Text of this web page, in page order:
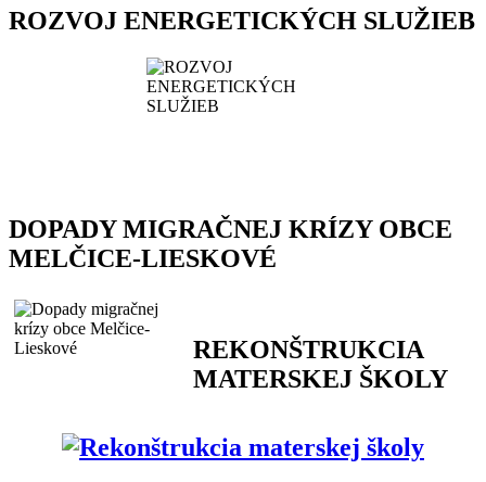
ROZVOJ ENERGETICKÝCH SLUŽIEB
DOPADY MIGRAČNEJ KRÍZY OBCE
MELČICE-LIESKOVÉ
REKONŠTRUKCIA
MATERSKEJ ŠKOLY